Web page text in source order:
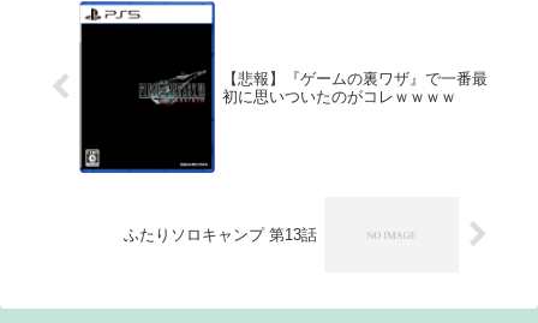
【悲報】『ゲームの裏ワザ』で一番最
初に思いついたのがコレｗｗｗｗ
ふたりソロキャンプ 第13話